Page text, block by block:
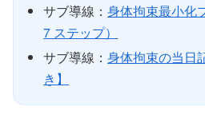
サブ導線：身体拘束最小化
7 ステップ）
サブ導線：身体拘束の当日
き】